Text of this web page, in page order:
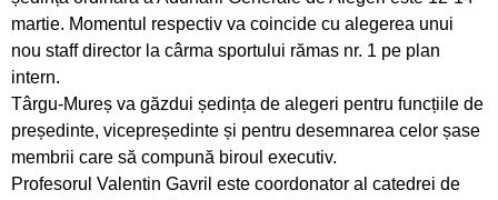
Mondiale de telegrafie viteză
Georgiana Blanariu, medalie de aur la
Campionatul Balcanic
Oaspete din Germania pentru luptătorii
Ceahlăului
martie. Momentul respectiv va coincide cu alegerea unui
nou staff director la cârma sportului rămas nr. 1 pe plan
intern.
Târgu-Mureș va găzdui ședința de alegeri pentru funcțiile de
președinte, vicepreședinte și pentru desemnarea celor șase
membrii care să compună biroul executiv.
Profesorul Valentin Gavril este coordonator al catedrei de